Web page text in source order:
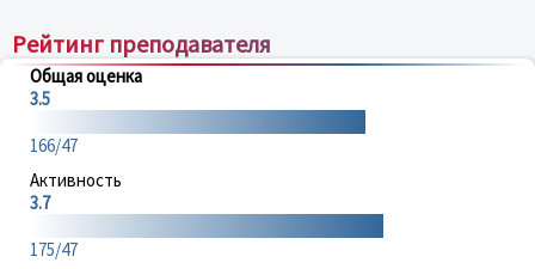
Рейтинг преподавателя
Общая оценка
3.5
166/47
Активность
3.7
175/47